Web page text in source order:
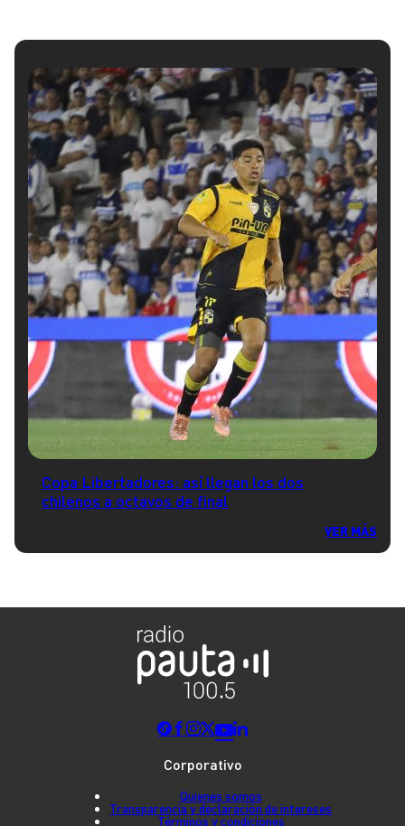
Copa Libertadores: así llegan los dos
chilenos a octavos de final
VER MÁS
Corporativo
Quienes somos
Transparencia y declaración de intereses
Términos y condiciones